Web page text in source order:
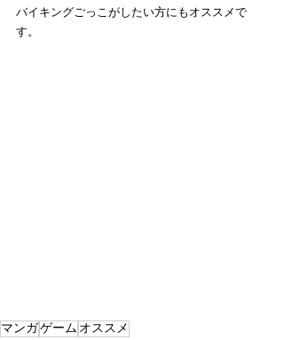
バイキングごっこがしたい方にもオススメで
す。
マンガゲーム オススメ